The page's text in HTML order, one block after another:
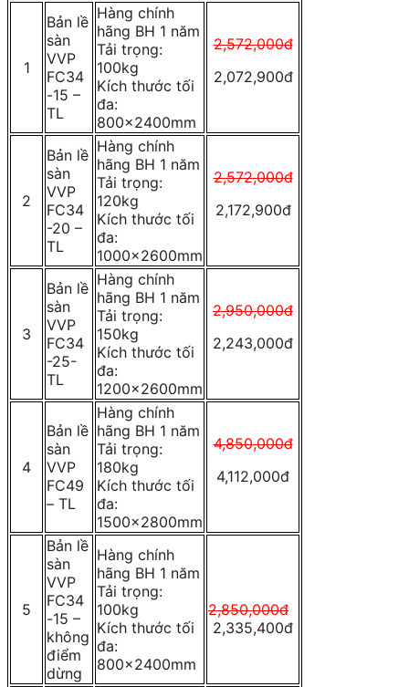
1
Bản lề
sàn
VVP
FC34
-15 –
TL
Hàng chính
hãng BH 1 năm
Tải trọng:
100kg
Kích thước tối
đa:
800x2400mm
2,572,000đ
2,072,900đ
2
Bản lề
sàn
VVP
FC34
-20 –
TL
Hàng chính
hãng BH 1 năm
Tải trọng:
120kg
Kích thước tối
đa:
1000x2600mm
2,572,000đ
2,172,900đ
3
Bản lề
sàn
VVP
FC34
-25-
TL
Hàng chính
hãng BH 1 năm
Tải trọng:
150kg
Kích thước tối
đa:
1200x2600mm
2,950,000đ
2,243,000đ
4
Bản lề
sàn
VVP
FC49
– TL
Hàng chính
hãng BH 1 năm
Tải trọng:
180kg
Kích thước tối
đa:
1500x2800mm
4,850,000đ
4,112,000đ
5
Bản lề
sàn
VVP
FC34
-15 –
không
điểm
dừng
Hàng chính
hãng BH 1 năm
Tải trọng:
100kg
Kích thước tối
đa:
800x2400mm
2,850,000đ
2,335,400đ